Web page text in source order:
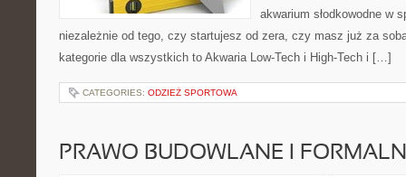
akwarium słodkowodne w
niezależnie od tego, czy startujesz od zera, czy masz już za
kategorie dla wszystkich to Akwaria Low-Tech i High-Tech i […]
CATEGORIES: ODZIEŻ SPORTOWA
PRAWO BUDOWLANE I